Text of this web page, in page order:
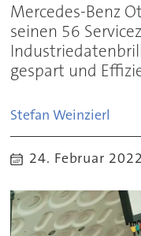
Mercedes-Benz
seinen 56
gespart und
Stefan Weinzierl
24. Februar